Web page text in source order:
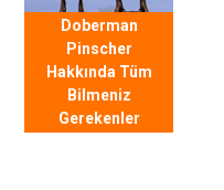
Doberman
Pinscher
Hakkında Tüm
Bilmeniz
Gerekenler